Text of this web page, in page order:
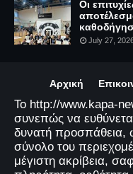
Οι
July 27,
Αρχική
Το http://www.kapa-
συνεπώς να
δυνατή προσπάθεια,
σύνολο του
μέγιστη ακρίβεια,